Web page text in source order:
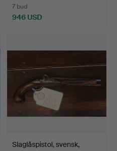
7 bud
946 USD
Slaglåspistol, svensk,